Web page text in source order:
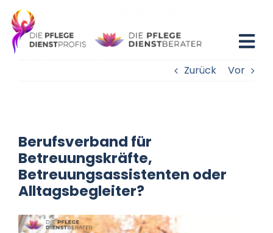
Zum
Inhalt
springen
Existenzgründung
Beratung
Fortbildung
Zurück Vor
Berufsverband für
Betreuungskräfte,
Betreuungsassistenten oder
Alltagsbegleiter?